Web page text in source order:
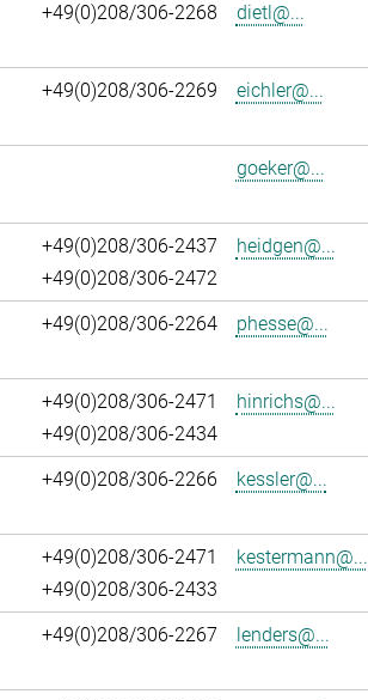
+49(0)208/306-2268 dietl@...
+49(0)208/306-2269 eichler@...
goeker@...
+49(0)208/306-2437
+49(0)208/306-2472
heidgen@...
+49(0)208/306-2264 phesse@...
+49(0)208/306-2471
+49(0)208/306-2434
hinrichs@...
+49(0)208/306-2266 kessler@...
+49(0)208/306-2471
+49(0)208/306-2433
kestermann@...
+49(0)208/306-2267 lenders@...